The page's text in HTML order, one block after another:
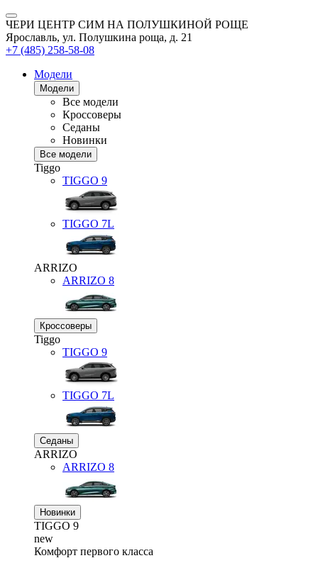
ЧЕРИ ЦЕНТР СИМ НА ПОЛУШКИНОЙ РОЩЕ
Ярославль, ул. Полушкина роща, д. 21
+7 (485) 258-58-08
Модели
Модели
Все модели
Кроссоверы
Седаны
Новинки
Все модели
Tiggo
TIGGO 9
TIGGO 7L
ARRIZO
ARRIZO 8
Кроссоверы
Tiggo
TIGGO 9
TIGGO 7L
Седаны
ARRIZO
ARRIZO 8
Новинки
TIGGO 9
new
Комфорт первого класса